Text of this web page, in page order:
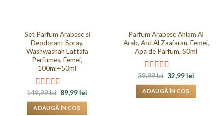
Set Parfum Arabesc si
Deodorant Spray,
Washwashah Lattafa
Perfumes, Femei,
100ml+50ml
Evaluat la
4.86din 5
149,99lei Prețul
inițial
a
fost:
89,99 leiPrețul
ADAUGĂ ÎN COȘ
Parfum Arabesc Ahlam Al
Arab, Ard Al Zaafaran, Femei,
Apa de Parfum, 50ml
Evaluat la
4.86din 5
39,99lei Prețul
inițial
a
fost:
32,99 leiPrețul
ADAUGĂ ÎN COȘ